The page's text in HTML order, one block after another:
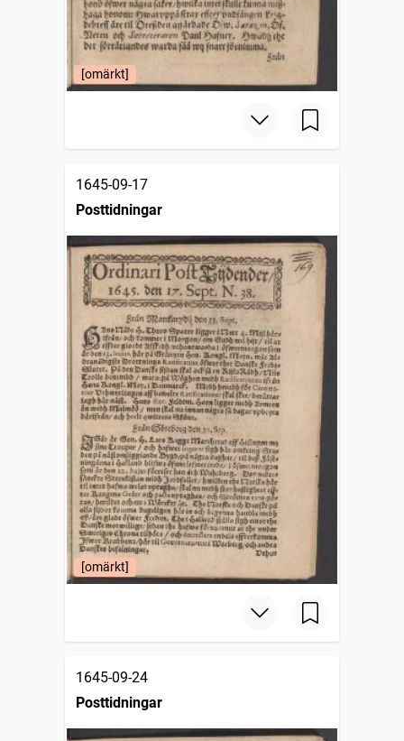
[omärkt]
1645-09-17
Posttidningar
[omärkt]
1645-09-24
Posttidningar